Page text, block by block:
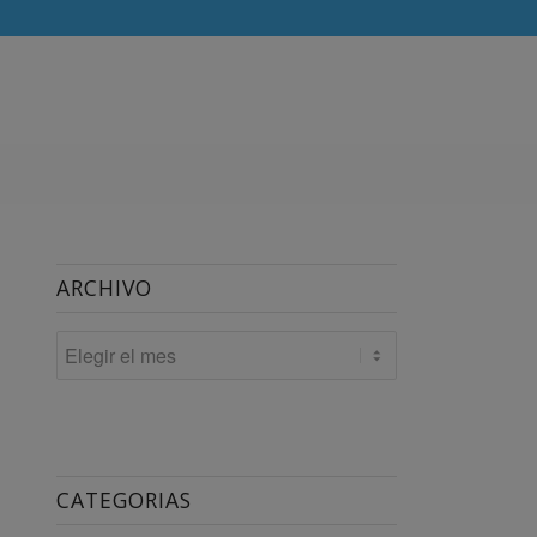
ARCHIVO
CATEGORIAS